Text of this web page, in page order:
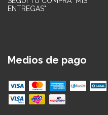
ENTREGAS"
Medios de pago